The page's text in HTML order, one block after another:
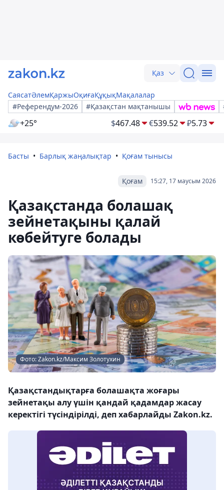
Қаз
СаясатӘлемҚаржыОқиғаҚұқықМақалалар
#Референдум-2026
#Қазақстан мақтанышы
+25° $467.48 €539.52 ₽5.73
Басты Барлық жаңалықтар Қоғам тынысы
15:27, 17 маусым 2026
Қоғам
Қазақстанда болашақ
зейнетақыны қалай
көбейтуге болады
Фото: Zakon.kz/Максим Золотухин
Қазақстандықтарға болашақта жоғары
зейнетақы алу үшін қандай қадамдар жасау
керектігі түсіндірілді, деп хабарлайды Zakon.kz.